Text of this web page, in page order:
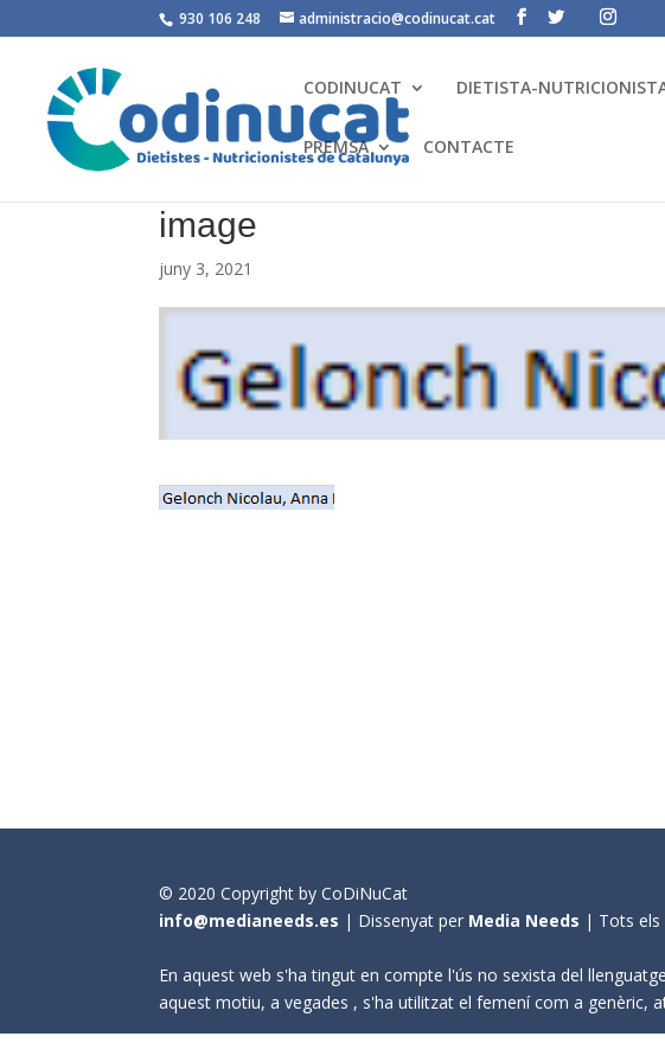
930 106 248 administracio@codinucat.cat
CODINUCAT DIETISTA-
PREMSA CONTACTE
image
juny 3, 2021
© 2020 Copyright by CoDiNuCat
info@medianeeds.es | Dissenyat per Media Needs | Tots els
En aquest web s'ha tingut en compte l'ús no sexista del
aquest motiu, a vegades , s'ha utilitzat el femení com a genèric,